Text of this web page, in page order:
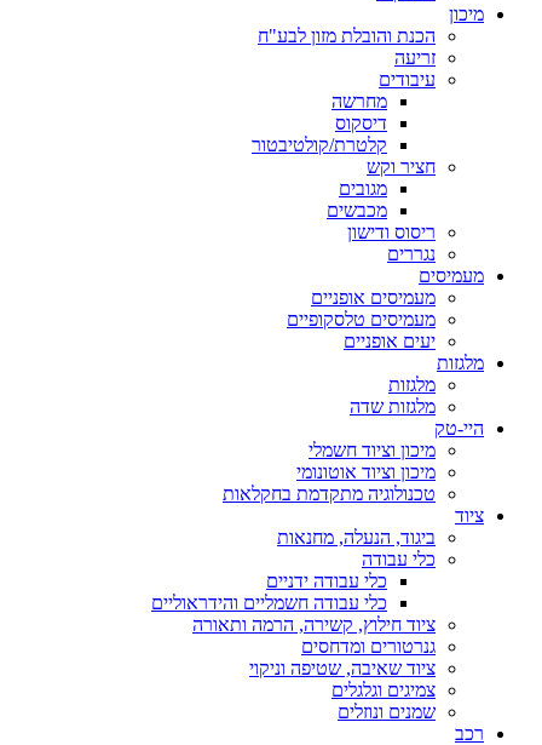
מיכון
הכנת והובלת מזון לבע"ח
זריעה
עיבודים
מחרשה
דיסקוס
קלטרת/קולטיבטור
חציר וקש
מגובים
מכבשים
ריסוס ודישון
נגררים
מעמיסים
מעמיסים אופניים
מעמיסים טלסקופיים
יעים אופניים
מלגזות
מלגזות
מלגזות שדה
היי-טק
מיכון וציוד חשמלי
מיכון וציוד אוטונומי
טכנולוגיה מתקדמת בחקלאות
ציוד
ביגוד, הנעלה, מחנאות
כלי עבודה
כלי עבודה ידניים
כלי עבודה חשמליים והידראוליים
ציוד חילוץ, קשירה, הרמה ותאורה
גנרטורים ומדחסים
ציוד שאיבה, שטיפה וניקוי
צמיגים וגלגלים
שמנים ונוזלים
רכב